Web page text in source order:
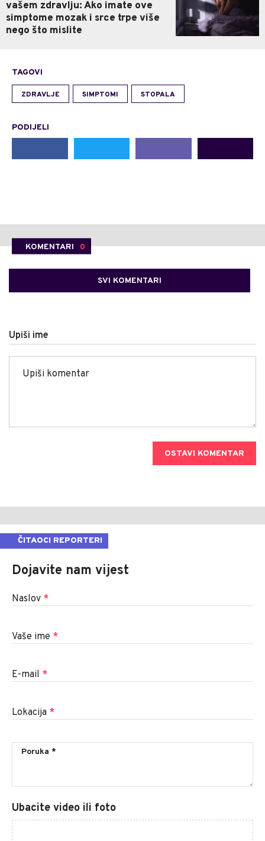
vašem zdravlju: Ako imate ove
simptome mozak i srce trpe više
nego što mislite
TAGOVI
ZDRAVLJE SIMPTOMI STOPALA
PODIJELI
KOMENTARI 0
SVI KOMENTARI
Upiši ime
OSTAVI KOMENTAR
ČITAOCI REPORTERI
Dojavite nam vijest
Naslov *
Vaše ime *
E-mail *
Lokacija *
Ubacite video ili foto